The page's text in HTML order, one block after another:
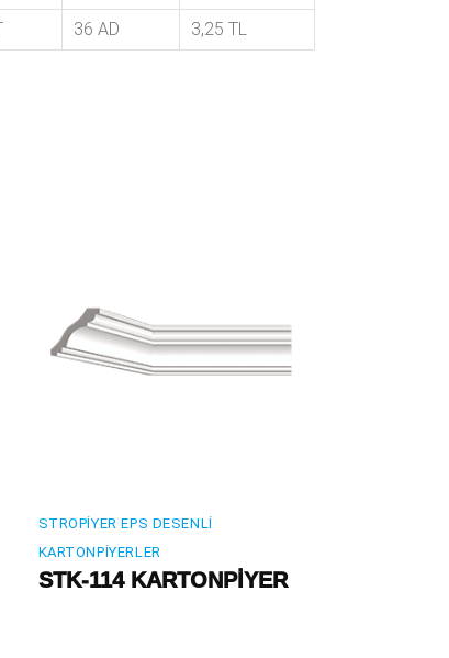
36 AD 3,25 TL
STROPIYER EPS DESENLI
KARTONPIYERLER
STK-114 KARTONPİYER